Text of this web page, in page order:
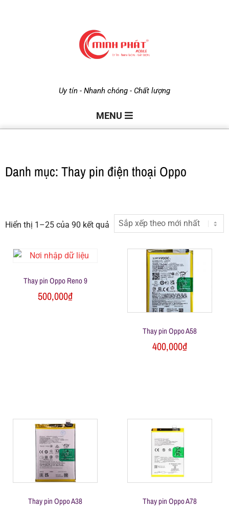
i
n
P
h
á
Uy tín - Nhanh chóng - Chất lượng
MENU
Danh mục: Thay pin điện thoại Oppo
Hiển thị 1–25 của 90 kết quả
Thay pin Oppo Reno 9
500,000₫
Thay pin Oppo A58
400,000₫
Thay pin Oppo A38 Thay pin Oppo A78